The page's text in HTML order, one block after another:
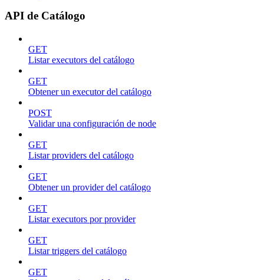
API de Catálogo
GET
Listar executors del catálogo
GET
Obtener un executor del catálogo
POST
Validar una configuración de node
GET
Listar providers del catálogo
GET
Obtener un provider del catálogo
GET
Listar executors por provider
GET
Listar triggers del catálogo
GET